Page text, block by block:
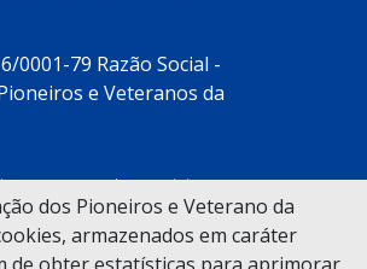
dos Pioneiros e Veterano da
armazenados em caráter
0001-79 Razão Social -
e Veteranos da
nossas redes sociais: